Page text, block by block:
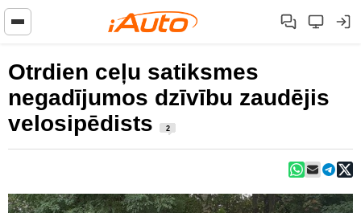
Otrdien ceļu satiksmes
negadījumos dzīvību zaudējis
velosipēdists
2